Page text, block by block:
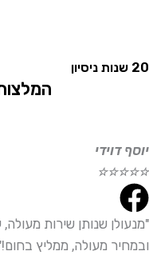
המלצות
☆
☆
שנותן שירות מעולה,
מעולה, ממליץ בחום!"